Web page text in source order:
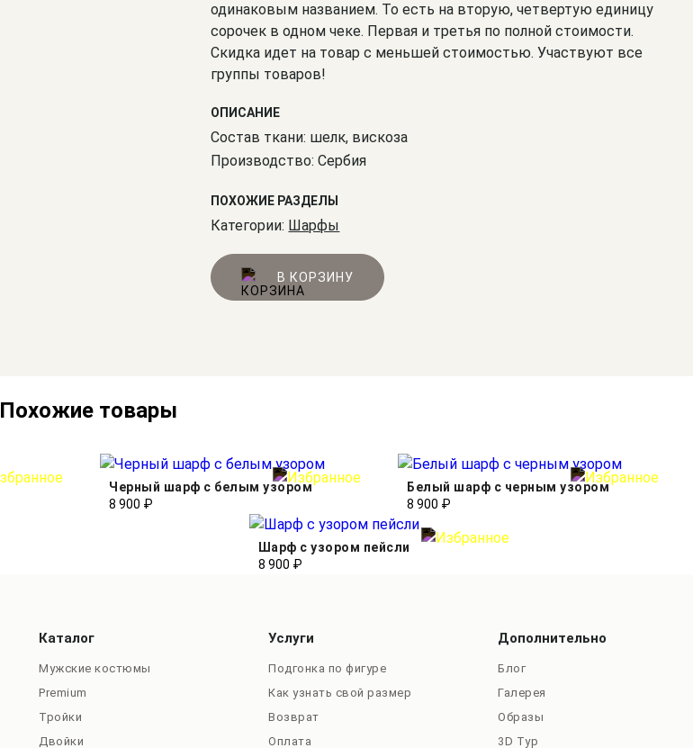
одинаковым названием. То есть на вторую, четвертую единицу
сорочек в одном чеке. Первая и третья по полной стоимости.
Скидка идет на товар с меньшей стоимостью. Участвуют все
группы товаров!
ОПИСАНИЕ
Состав ткани: шелк, вискоза
Производство: Сербия
ПОХОЖИЕ РАЗДЕЛЫ
Категории: Шарфы
В КОРЗИНУ
Похожие товары
Черный шарф с белым узором
8 900 ₽
Белый шарф с черным узором
8 900 ₽
Шарф с узором пейсли
8 900 ₽
Каталог
Мужские костюмы
Premium
Тройки
Двойки
Услуги
Подгонка по фигуре
Как узнать свой размер
Возврат
Оплата
Дополнительно
Блог
Галерея
Образы
3D Тур